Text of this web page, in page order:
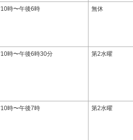
時〜午後6時 無休
時〜午後6時30分 第2水曜
時〜午後7時 第2水曜